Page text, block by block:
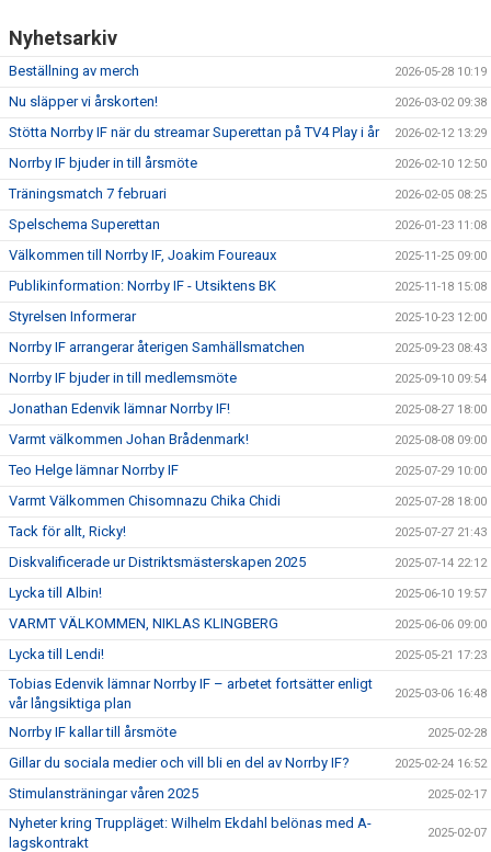
Nyhetsarkiv
Beställning av merch 2026-05-28 10:19
Nu släpper vi årskorten! 2026-03-02 09:38
Stötta Norrby IF när du streamar Superettan på TV4 Play i år 2026-02-12 13:29
Norrby IF bjuder in till årsmöte 2026-02-10 12:50
Träningsmatch 7 februari 2026-02-05 08:25
Spelschema Superettan 2026-01-23 11:08
Välkommen till Norrby IF, Joakim Foureaux 2025-11-25 09:00
Publikinformation: Norrby IF - Utsiktens BK 2025-11-18 15:08
Styrelsen Informerar 2025-10-23 12:00
Norrby IF arrangerar återigen Samhällsmatchen 2025-09-23 08:43
Norrby IF bjuder in till medlemsmöte 2025-09-10 09:54
Jonathan Edenvik lämnar Norrby IF! 2025-08-27 18:00
Varmt välkommen Johan Brådenmark! 2025-08-08 09:00
Teo Helge lämnar Norrby IF 2025-07-29 10:00
Varmt Välkommen Chisomnazu Chika Chidi 2025-07-28 18:00
Tack för allt, Ricky! 2025-07-27 21:43
Diskvalificerade ur Distriktsmästerskapen 2025 2025-07-14 22:12
Lycka till Albin! 2025-06-10 19:57
VARMT VÄLKOMMEN, NIKLAS KLINGBERG 2025-06-06 09:00
Lycka till Lendi! 2025-05-21 17:23
Tobias Edenvik lämnar Norrby IF – arbetet fortsätter enligt
vår långsiktiga plan
2025-03-06 16:48
Norrby IF kallar till årsmöte 2025-02-28
Gillar du sociala medier och vill bli en del av Norrby IF? 2025-02-24 16:52
Stimulansträningar våren 2025 2025-02-17
Nyheter kring Truppläget: Wilhelm Ekdahl belönas med A-
lagskontrakt
2025-02-07